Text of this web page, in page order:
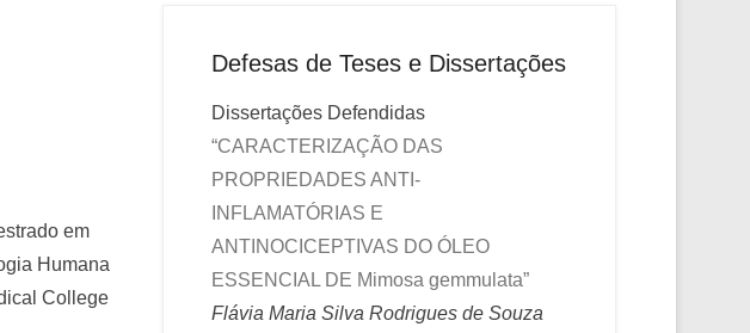
em
Humana
College
Defesas de Teses e Dissertações
Dissertações Defendidas
“CARACTERIZAÇÃO DAS
PROPRIEDADES ANTI-
INFLAMATÓRIAS E
ANTINOCICEPTIVAS DO ÓLEO
ESSENCIAL DE Mimosa gemmulata”
Flávia Maria Silva Rodrigues de Souza